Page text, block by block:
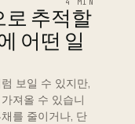
로 추적할
어떤 일
보일 수 있지만,
져올 수 있습니
를 줄이거나, 단